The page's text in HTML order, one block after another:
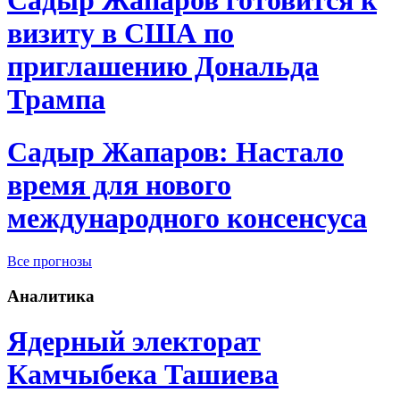
визиту в США по
приглашению Дональда
Трампа
Садыр Жапаров: Настало
время для нового
международного консенсуса
Все прогнозы
Аналитика
Ядерный электорат
Камчыбека Ташиева